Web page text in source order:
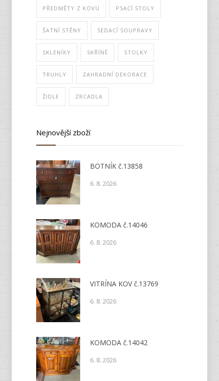
PŘEDMĚTY Z KOVU PSACÍ STOLY
ŠATNÍ STĚNY SEDACÍ SOUPRAVY
SKLENÍKY SKŘÍNĚ STOLKY
TRUHLY ZAHRADNÍ DEKORACE
ŽIDLE ZRCADLA
Nejnovější zboží
BOTNÍK č.13858
6. 8. 2026
KOMODA č.14046
6. 8. 2026
VITRÍNA KOV č.13769
6. 8. 2026
KOMODA č.14042
6. 8. 2026